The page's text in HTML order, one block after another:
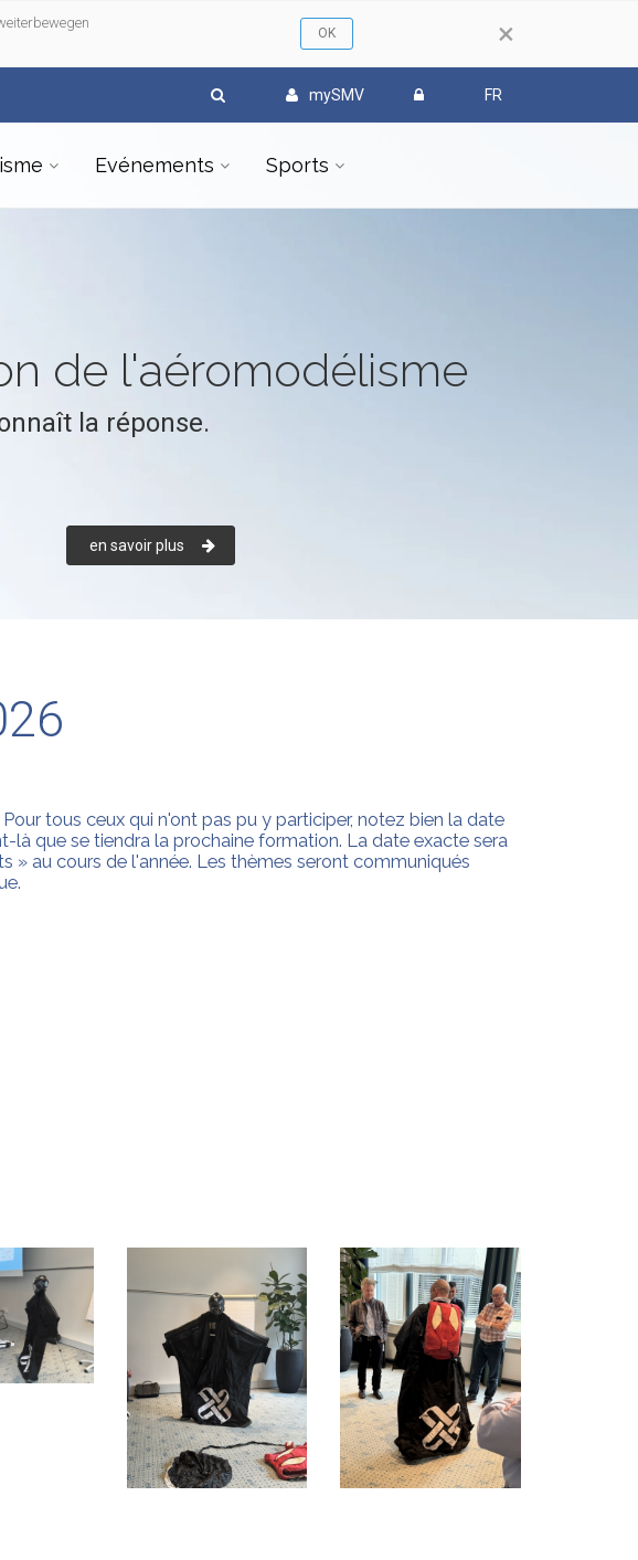
×
mySMV FR
Evénements Sports
de l'aéromodélisme
la réponse.
en savoir plus
tous ceux qui n'ont pas pu y participer, notez bien la date
là que se tiendra la prochaine formation. La date exacte sera
» au cours de l'année. Les thèmes seront communiqués